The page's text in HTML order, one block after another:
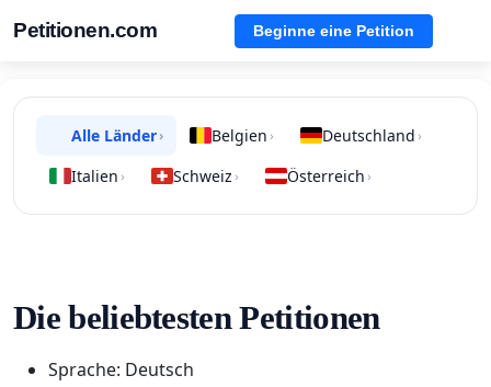
Petitionen.com Beginne eine Petition
Alle Länder› Belgien › Deutschland ›
Italien › Schweiz › Österreich ›
Die beliebtesten Petitionen
Sprache: Deutsch